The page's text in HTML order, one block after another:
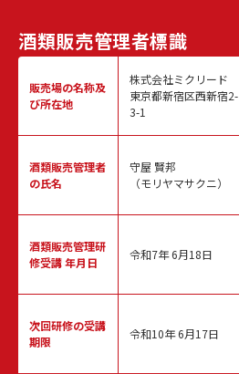
酒類販売管理者標識
販売場の名称及
び所在地
酒類販売管理者
の氏名
酒類販売管理研
修受講 年月日
次回研修の受講
期限
株式会社ミクリード
東京都新宿区西新宿2-
3-1
守屋 賢邦
（モリヤマサクニ）
令和7年 6月18日
令和10年 6月17日